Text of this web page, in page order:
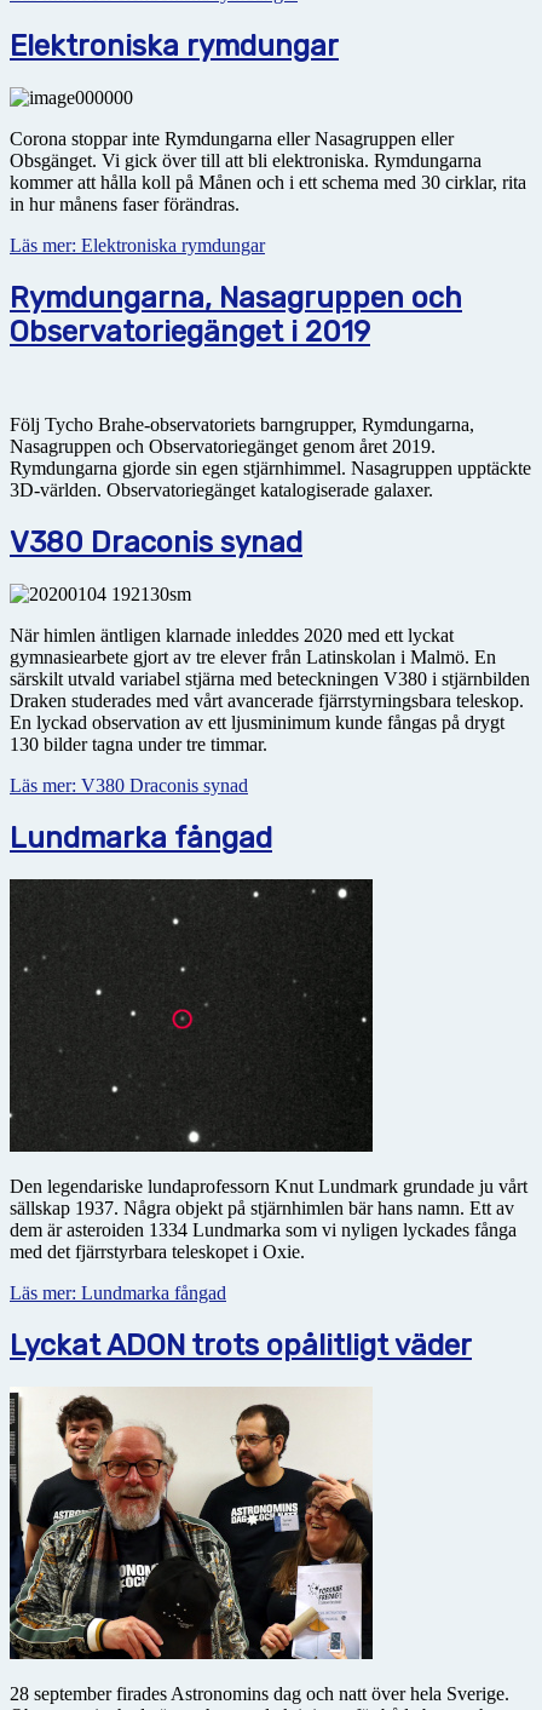
Elektroniska rymdungar
Corona stoppar inte Rymdungarna eller Nasagruppen eller
Obsgänget. Vi gick över till att bli elektroniska. Rymdungarna
kommer att hålla koll på Månen och i ett schema med 30 cirklar, rita
in hur månens faser förändras.
Läs mer: Elektroniska rymdungar
Rymdungarna, Nasagruppen och
Observatoriegänget i 2019
Följ Tycho Brahe-observatoriets barngrupper, Rymdungarna,
Nasagruppen och Observatoriegänget genom året 2019.
Rymdungarna gjorde sin egen stjärnhimmel. Nasagruppen upptäckte
3D-världen. Observatoriegänget katalogiserade galaxer.
V380 Draconis synad
När himlen äntligen klarnade inleddes 2020 med ett lyckat
gymnasiearbete gjort av tre elever från Latin­skolan i Malmö. En
särskilt utvald variabel stjärna med beteckningen V380 i stjärnbilden
Draken studerades med vårt avancerade fjärrstyrningsbara teleskop.
En lyckad observation av ett ljusminimum kunde fångas på drygt
130 bilder tagna under tre timmar.
Läs mer: V380 Draconis synad
Lundmarka fångad
Den legendariske lundaprofessorn Knut Lundmark grundade ju vårt
sällskap 1937. Några objekt på stjärnhimlen bär hans namn. Ett av
dem är asteroiden 1334 Lundmarka som vi nyligen lyckades fånga
med det fjärrstyrbara teleskopet i Oxie.
Läs mer: Lundmarka fångad
Lyckat ADON trots opålitligt väder
28 september firades Astronomins dag och natt över hela Sverige.